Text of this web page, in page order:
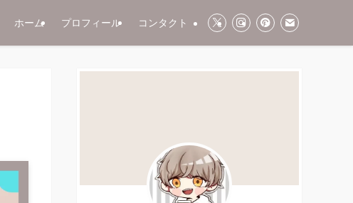
ホーム プロフィール コンタクト